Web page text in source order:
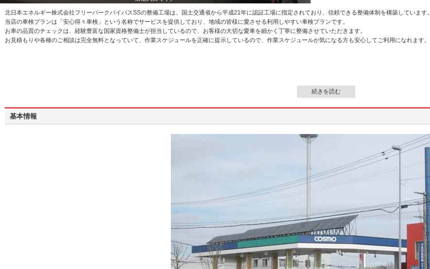
北日本エネルギー株式会社フリーパークバイパスSSの整備工場は、国土交通省から平成21年に認証工場に指定されており、信頼できる整備体制を構築しています。
当店の車検プランは「安心得々車検」という名称でサービスを提供しており、地域の皆様に愛させる利用しやすい車検プランです。
お車の品質のチェックは、経験豊富な国家資格整備士が担当しているので、お客様の大切な愛車を細かく丁寧に整備させていただきます。
お見積もりや各種のご相談は完全無料となっていて、作業スケジュールを正確に提示しているので、作業スケジュールが気になる方も安心してご利用になれます。
基本情報